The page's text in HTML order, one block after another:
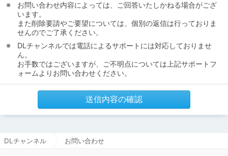
お問い合わせ内容によっては、ご回答いたしかねる場合がござ
います。
また削除要請やご要望については、個別の返信は行っておりま
せんのでご了承ください。
DLチャンネルでは電話によるサポートには対応しておりませ
ん。
お手数ではございますが、ご不明点については上記サポートフ
ォームよりお問い合わせください。
送信内容の確認
DLチャンネル お問い合わせ